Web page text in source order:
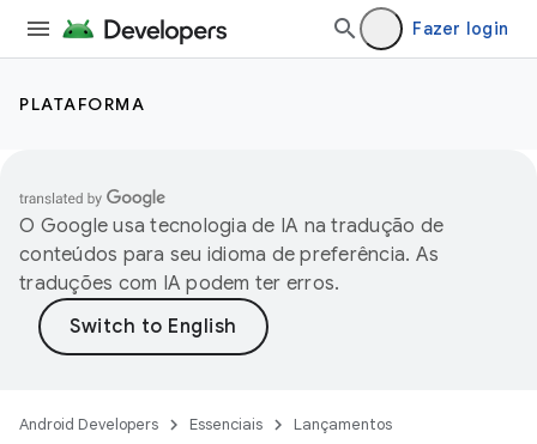
Fazer login
PLATAFORMA
O Google usa tecnologia de IA na tradução de
conteúdos para seu idioma de preferência. As
traduções com IA podem ter erros.
Android Developers Essenciais Lançamentos